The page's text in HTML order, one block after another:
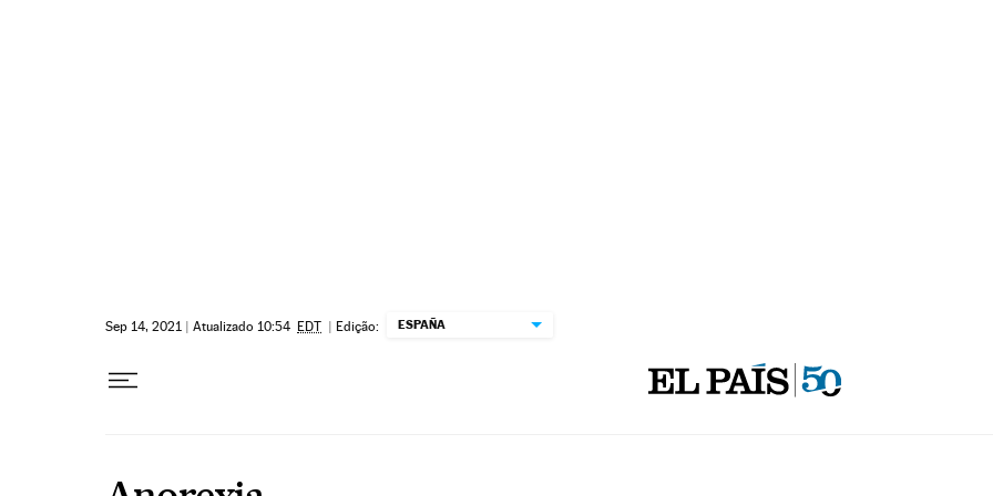
Sep 14, 2021 | Atualizado 10:54 EDT | Edição: ESPAÑA